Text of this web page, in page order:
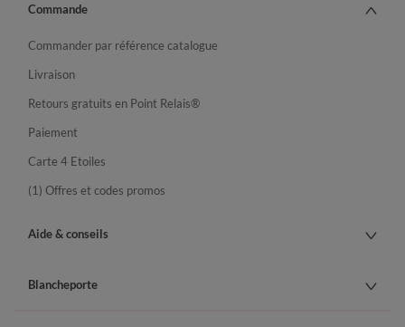
Commande
Commander par référence catalogue
Livraison
Retours gratuits en Point Relais®
Paiement
Carte 4 Etoiles
(1) Offres et codes promos
Aide & conseils
Blancheporte